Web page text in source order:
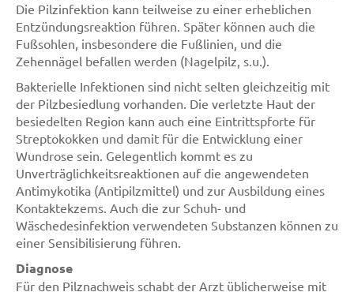
Die Pilzinfektion kann teilweise zu einer erheblichen
Entzündungsreaktion führen. Später können auch die
Fußsohlen, insbesondere die Fußlinien, und die
Zehennägel befallen werden (Nagelpilz, s.u.).
Bakterielle Infektionen sind nicht selten gleichzeitig mit
der Pilzbesiedlung vorhanden. Die verletzte Haut der
besiedelten Region kann auch eine Eintrittspforte für
Streptokokken und damit für die Entwicklung einer
Wundrose sein. Gelegentlich kommt es zu
Unverträglichkeitsreaktionen auf die angewendeten
Antimykotika (Antipilzmittel) und zur Ausbildung eines
Kontaktekzems. Auch die zur Schuh- und
Wäschedesinfektion verwendeten Substanzen können zu
einer Sensibilisierung führen.
Diagnose
Für den Pilznachweis schabt der Arzt üblicherweise mit